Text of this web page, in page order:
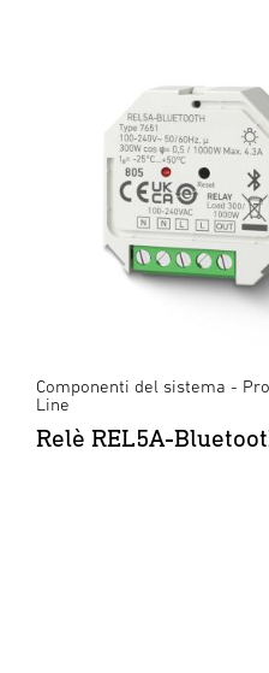
Componenti del sistema -
Line
Relè REL5A-